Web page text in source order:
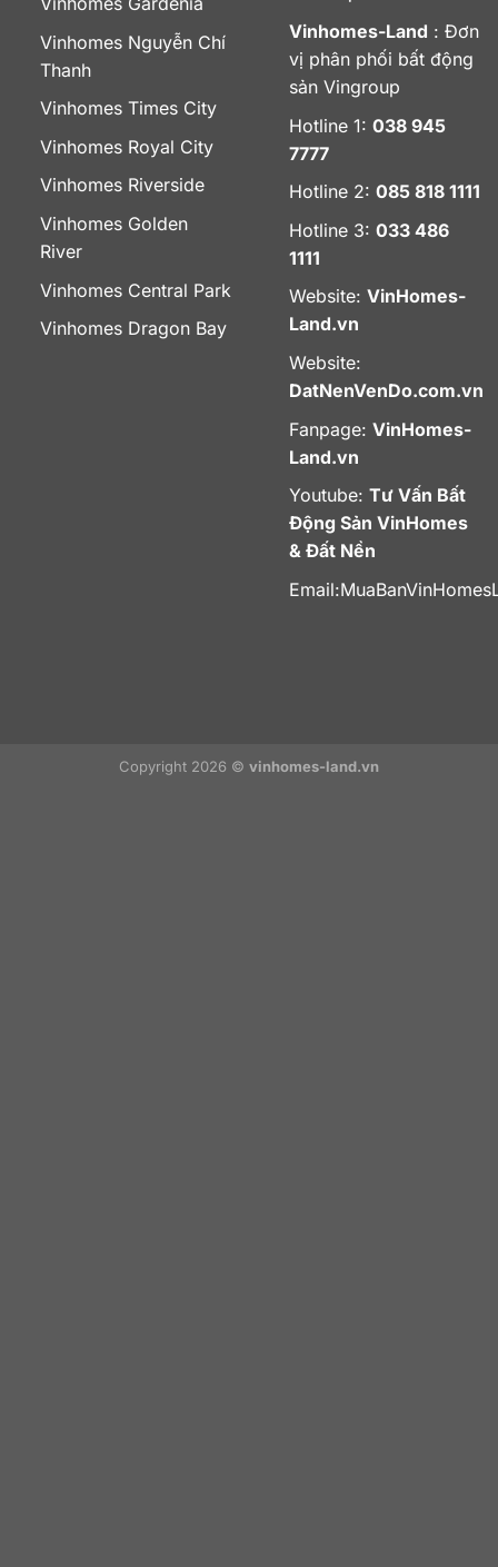
Vinhomes Nguyễn Chí
Thanh
Vinhomes Times City
Vinhomes Royal City
Vinhomes Riverside
Vinhomes Golden
River
Vinhomes Central Park
Vinhomes Dragon Bay
Vinhomes-Land : Đơn
vị phân phối bất động
sản Vingroup
Hotline 1: 038 945
7777
Hotline 2: 085 818 1111
Hotline 3: 033 486
1111
Website: VinHomes-
Land.vn
Website:
DatNenVenDo.com.vn
Fanpage: VinHomes-
Land.vn
Youtube: Tư Vấn Bất
Động Sản VinHomes
& Đất Nền
Email:
Copyright 2026 © vinhomes-land.vn